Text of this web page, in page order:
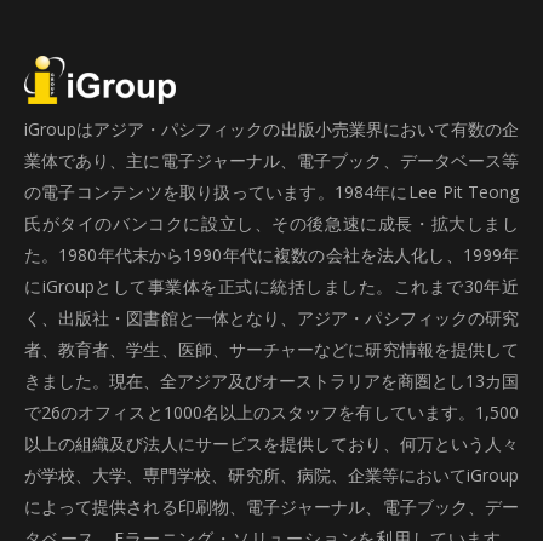
iGroupはアジア・パシフィックの出版小売業界において有数の企
業体であり、主に電子ジャーナル、電子ブック、データベース等
の電子コンテンツを取り扱っています。1984年にLee Pit Teong
氏がタイのバンコクに設立し、その後急速に成長・拡大しまし
た。1980年代末から1990年代に複数の会社を法人化し、1999年
にiGroupとして事業体を正式に統括しました。これまで30年近
く、出版社・図書館と一体となり、アジア・パシフィックの研究
者、教育者、学生、医師、サーチャーなどに研究情報を提供して
きました。現在、全アジア及びオーストラリアを商圏とし13カ国
で26のオフィスと1000名以上のスタッフを有しています。1,500
以上の組織及び法人にサービスを提供しており、何万という人々
が学校、大学、専門学校、研究所、病院、企業等においてiGroup
によって提供される印刷物、電子ジャーナル、電子ブック、デー